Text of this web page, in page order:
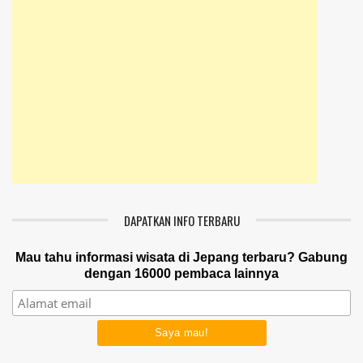
DAPATKAN INFO TERBARU
Mau tahu informasi wisata di Jepang terbaru? Gabung
dengan 16000 pembaca lainnya